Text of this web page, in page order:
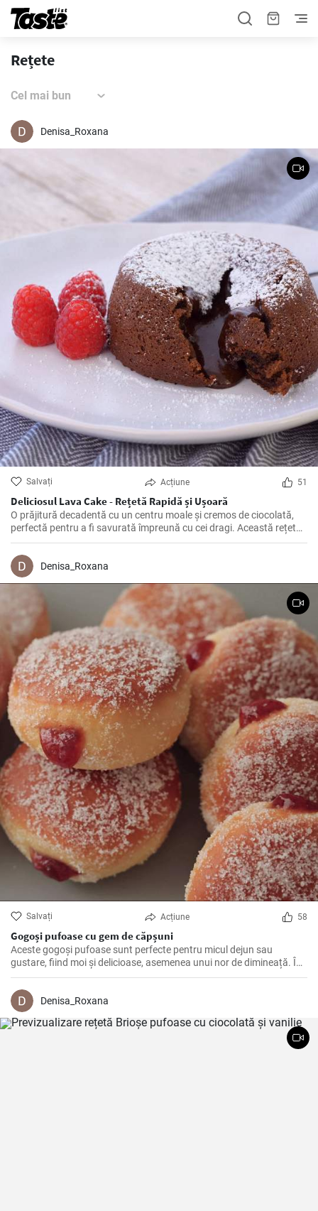
Rețete
Cel mai bun
Denisa_Roxana
Salvați Acțiune 51
Deliciosul Lava Cake - Rețetă Rapidă și Ușoară
O prăjitură decadentă cu un centru moale și cremos de ciocolată,
perfectă pentru a fi savurată împreună cu cei dragi. Această rețetă
simplă și rapidă este sigură să satisfacă pofta de dulce.
Denisa_Roxana
Salvați Acțiune 58
Gogoși pufoase cu gem de căpșuni
Aceste gogoși pufoase sunt perfecte pentru micul dejun sau
gustare, fiind moi și delicioase, asemenea unui nor de dimineață. În
plus, rețeta este foarte ușor de urmat.
Denisa_Roxana